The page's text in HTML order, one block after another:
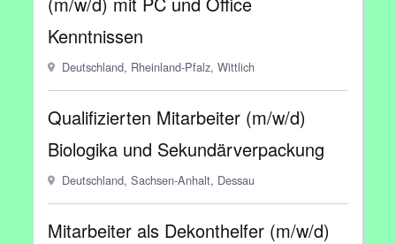
Kenntnissen
Deutschland, Rheinland-Pfalz, Wittlich
Qualifizierten Mitarbeiter (m/w/d)
Biologika und Sekundärverpackung
Deutschland, Sachsen-Anhalt, Dessau
Mitarbeiter als Dekonthelfer (m/w/d)